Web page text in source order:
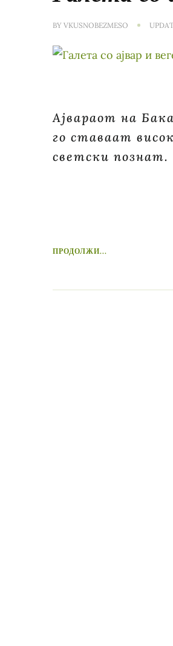
BYVKUSNOBEZMESO
Ајвараот на
го ставаат
светски познат.
ПРОДОЛЖИ...